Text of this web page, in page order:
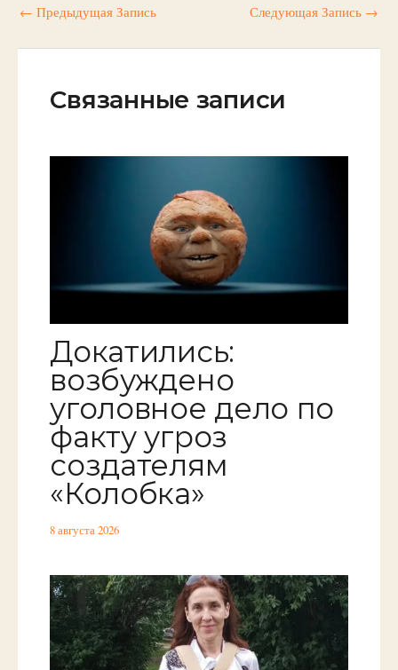
← Предыдущая Запись Следующая Запись →
Связанные записи
Докатились:
возбуждено
уголовное дело по
факту угроз
создателям
«Колобка»
8 августа 2026